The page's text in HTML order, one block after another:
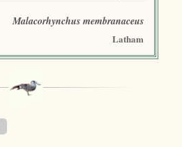
Malacorhynchus membranaceus
Latham